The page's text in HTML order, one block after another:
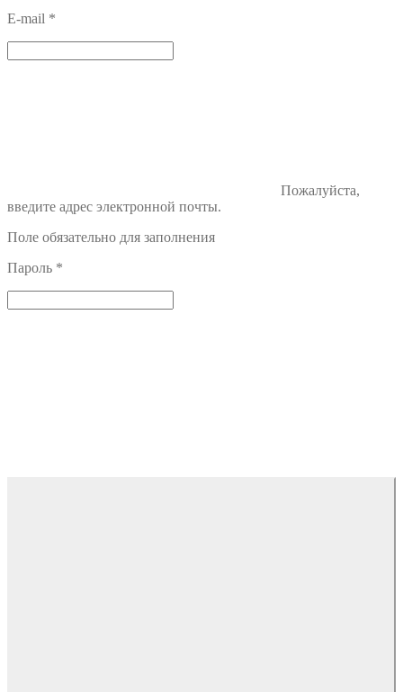
E-mail *
Пожалуйста,
введите адрес электронной почты.
Поле обязательно для заполнения
Пароль *